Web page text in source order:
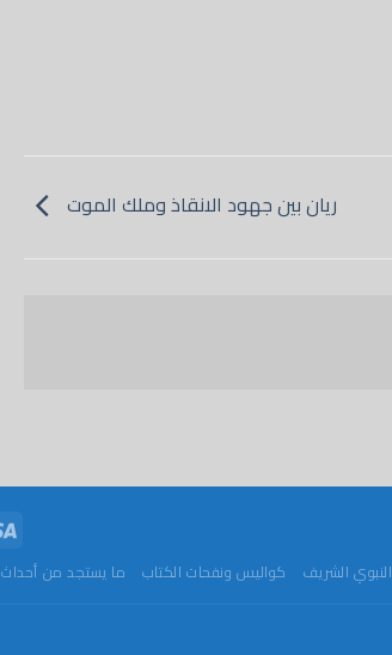
ريان بين جهود الانقاذ وملك الموت
الشريف كواليس ونفحات الكتاب ما يستجد من أحداث